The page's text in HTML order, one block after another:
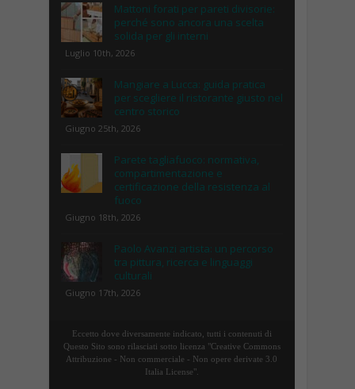
Mattoni forati per pareti divisorie:
perché sono ancora una scelta
solida per gli interni
Luglio 10th, 2026
Mangiare a Lucca: guida pratica
per scegliere il ristorante giusto nel
centro storico
Giugno 25th, 2026
Parete tagliafuoco: normativa,
compartimentazione e
certificazione della resistenza al
fuoco
Giugno 18th, 2026
Paolo Avanzi artista: un percorso
tra pittura, ricerca e linguaggi
culturali
Giugno 17th, 2026
Eccetto dove diversamente indicato, tutti i contenuti di
Questo Sito sono rilasciati sotto licenza "Creative Commons
Attribuzione - Non commerciale - Non opere derivate 3.0
Italia License".